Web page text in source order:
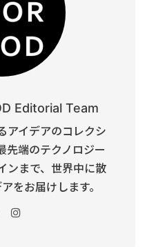
Editorial Team
アイデアのコレクシ
先端のテクノロジー
ンまで、世界中に散
をお届けします。